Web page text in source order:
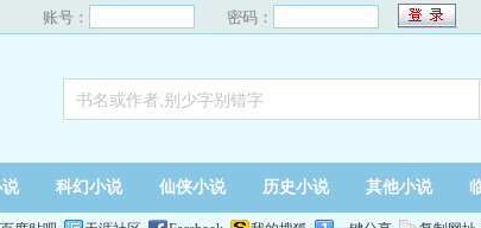
账号： 密码：
说 科幻小说 仙侠小说 历史小说 其他小说